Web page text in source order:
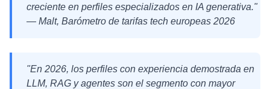
creciente en perfiles especializados en IA generativa."
— Malt, Barómetro de tarifas tech europeas 2026
"En 2026, los perfiles con experiencia demostrada en
LLM, RAG y agentes son el segmento con mayor